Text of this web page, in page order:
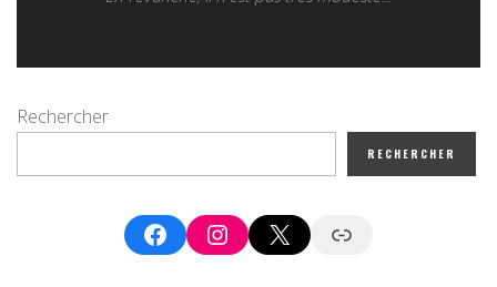
Rechercher
RECHERCHER
FacebookInstagram
X Google News